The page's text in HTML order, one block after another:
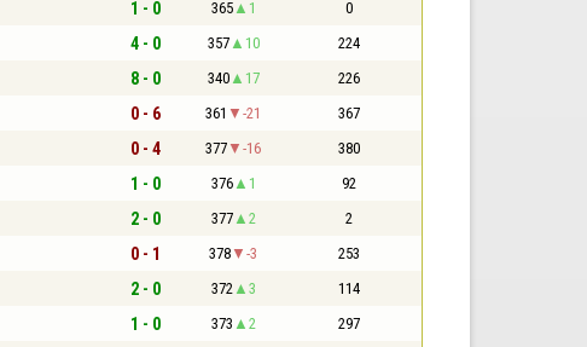
1 - 0 365 1 0
4 - 0 357 10 224
8 - 0 340 17 226
0 - 6 361 -21 367
0 - 4 377 -16 380
1 - 0 376 1 92
2 - 0 377 2 2
0 - 1 378 -3 253
2 - 0 372 3 114
1 - 0 373 2 297